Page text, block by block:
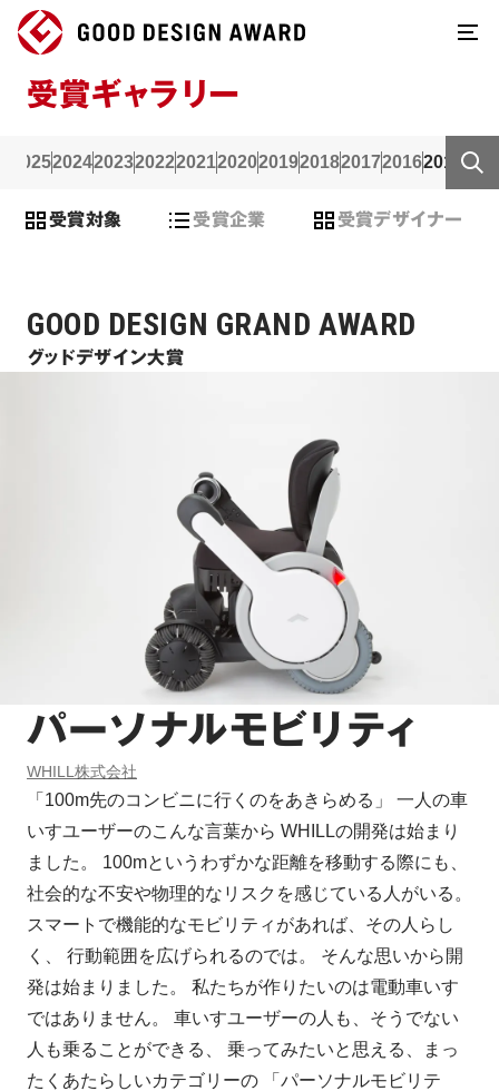
受賞ギャラリー
20252024202320222021202020192018201720162015
受賞対象 受賞企業 受賞デザイナー
GOOD DESIGN GRAND AWARD
グッドデザイン大賞
パーソナルモビリティ
WHILL株式会社
「100m先のコンビニに行くのをあきらめる」 一人の車
いすユーザーのこんな言葉から WHILLの開発は始まり
ました。 100mというわずかな距離を移動する際にも、
社会的な不安や物理的なリスクを感じている人がいる。
スマートで機能的なモビリティがあれば、その人らし
く、 行動範囲を広げられるのでは。 そんな思いから開
発は始まりました。 私たちが作りたいのは電動車いす
ではありません。 車いすユーザーの人も、そうでない
人も乗ることができる、 乗ってみたいと思える、まっ
たくあたらしいカテゴリーの 「パーソナルモビリテ